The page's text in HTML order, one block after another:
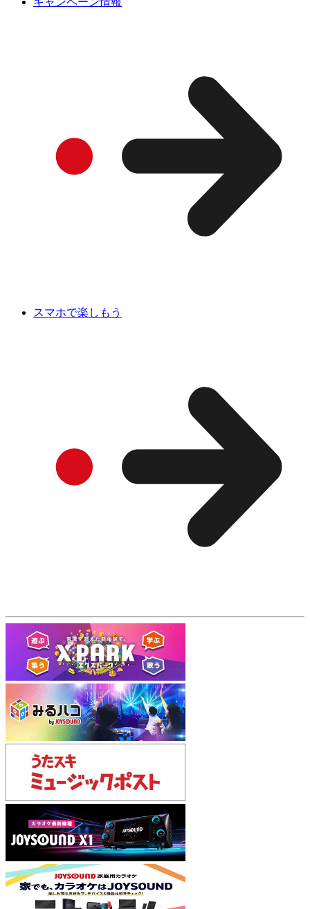
スマホで楽しもう